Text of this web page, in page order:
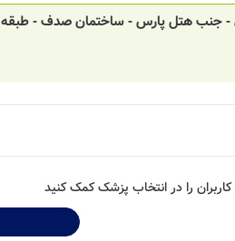
- جنب هتل پارس - ساختمان صدف - طبقه 3
را در انتخاب پزشک کمک کنید